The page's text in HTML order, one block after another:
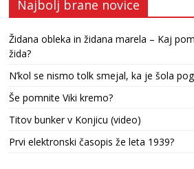
Najbolj brane novice
Židana obleka in židana marela – Kaj
žida?
N’kol se nismo tolk smejal, ka je šola
Še pomnite Viki kremo?
Titov bunker v Konjicu (video)
Prvi elektronski časopis že leta 1939?